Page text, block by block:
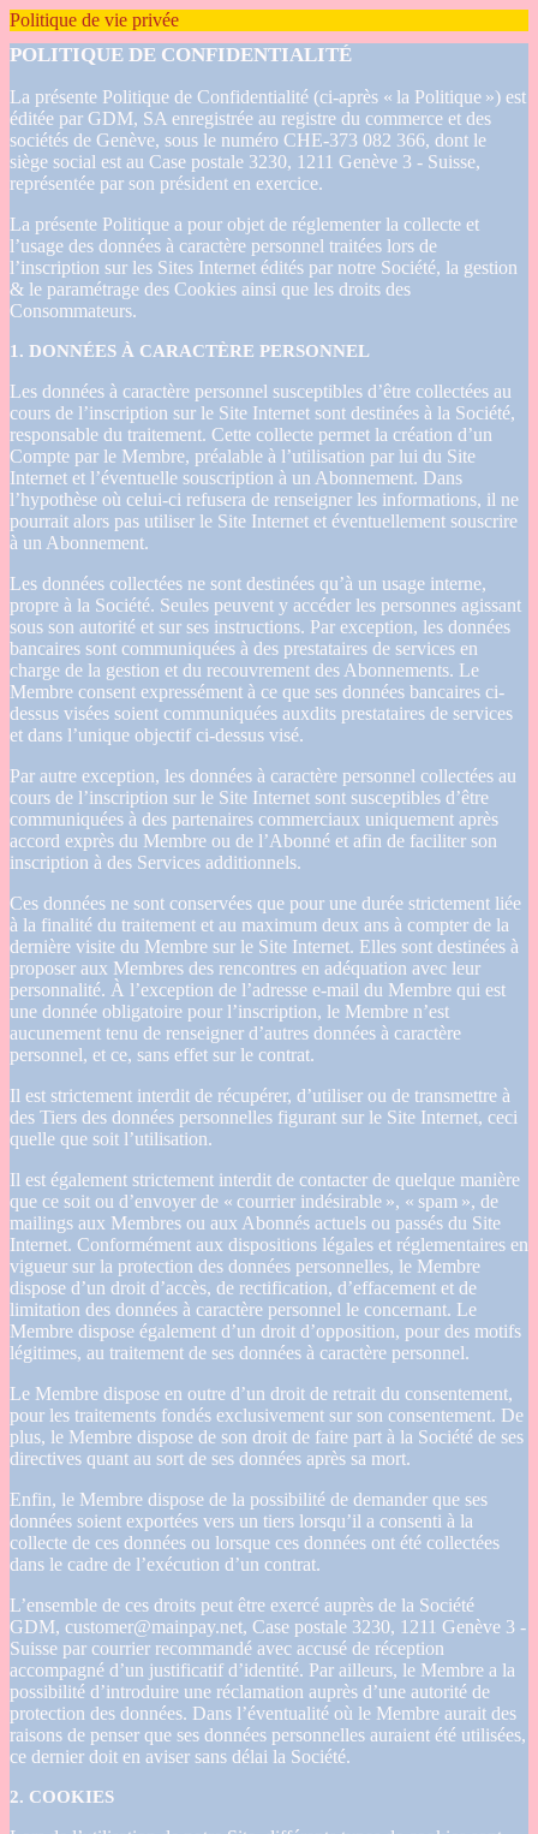
Politique de vie privée
POLITIQUE DE CONFIDENTIALITÉ
La présente Politique de Confidentialité (ci-après « la Politique ») est
éditée par GDM, SA enregistrée au registre du commerce et des
sociétés de Genève, sous le numéro CHE-373 082 366, dont le
siège social est au Case postale 3230, 1211 Genève 3 - Suisse,
représentée par son président en exercice.
La présente Politique a pour objet de réglementer la collecte et
l’usage des données à caractère personnel traitées lors de
l’inscription sur les Sites Internet édités par notre Société, la gestion
& le paramétrage des Cookies ainsi que les droits des
Consommateurs.
1. DONNÉES À CARACTÈRE PERSONNEL
Les données à caractère personnel susceptibles d’être collectées au
cours de l’inscription sur le Site Internet sont destinées à la Société,
responsable du traitement. Cette collecte permet la création d’un
Compte par le Membre, préalable à l’utilisation par lui du Site
Internet et l’éventuelle souscription à un Abonnement. Dans
l’hypothèse où celui-ci refusera de renseigner les informations, il ne
pourrait alors pas utiliser le Site Internet et éventuellement souscrire
à un Abonnement.
Les données collectées ne sont destinées qu’à un usage interne,
propre à la Société. Seules peuvent y accéder les personnes agissant
sous son autorité et sur ses instructions. Par exception, les données
bancaires sont communiquées à des prestataires de services en
charge de la gestion et du recouvrement des Abonnements. Le
Membre consent expressément à ce que ses données bancaires ci-
dessus visées soient communiquées auxdits prestataires de services
et dans l’unique objectif ci-dessus visé.
Par autre exception, les données à caractère personnel collectées au
cours de l’inscription sur le Site Internet sont susceptibles d’être
communiquées à des partenaires commerciaux uniquement après
accord exprès du Membre ou de l’Abonné et afin de faciliter son
inscription à des Services additionnels.
Ces données ne sont conservées que pour une durée strictement liée
à la finalité du traitement et au maximum deux ans à compter de la
dernière visite du Membre sur le Site Internet. Elles sont destinées à
proposer aux Membres des rencontres en adéquation avec leur
personnalité. À l’exception de l’adresse e-mail du Membre qui est
une donnée obligatoire pour l’inscription, le Membre n’est
aucunement tenu de renseigner d’autres données à caractère
personnel, et ce, sans effet sur le contrat.
Il est strictement interdit de récupérer, d’utiliser ou de transmettre à
des Tiers des données personnelles figurant sur le Site Internet, ceci
quelle que soit l’utilisation.
Il est également strictement interdit de contacter de quelque manière
que ce soit ou d’envoyer de « courrier indésirable », « spam », de
mailings aux Membres ou aux Abonnés actuels ou passés du Site
Internet. Conformément aux dispositions légales et réglementaires en
vigueur sur la protection des données personnelles, le Membre
dispose d’un droit d’accès, de rectification, d’effacement et de
limitation des données à caractère personnel le concernant. Le
Membre dispose également d’un droit d’opposition, pour des motifs
légitimes, au traitement de ses données à caractère personnel.
Le Membre dispose en outre d’un droit de retrait du consentement,
pour les traitements fondés exclusivement sur son consentement. De
plus, le Membre dispose de son droit de faire part à la Société de ses
directives quant au sort de ses données après sa mort.
Enfin, le Membre dispose de la possibilité de demander que ses
données soient exportées vers un tiers lorsqu’il a consenti à la
collecte de ces données ou lorsque ces données ont été collectées
dans le cadre de l’exécution d’un contrat.
L’ensemble de ces droits peut être exercé auprès de la Société
GDM, customer@mainpay.net, Case postale 3230, 1211 Genève 3 -
Suisse par courrier recommandé avec accusé de réception
accompagné d’un justificatif d’identité. Par ailleurs, le Membre a la
possibilité d’introduire une réclamation auprès d’une autorité de
protection des données. Dans l’éventualité où le Membre aurait des
raisons de penser que ses données personnelles auraient été utilisées,
ce dernier doit en aviser sans délai la Société.
2. COOKIES